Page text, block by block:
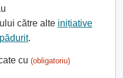
către alte inițiative
.
cu (obligatoriu)